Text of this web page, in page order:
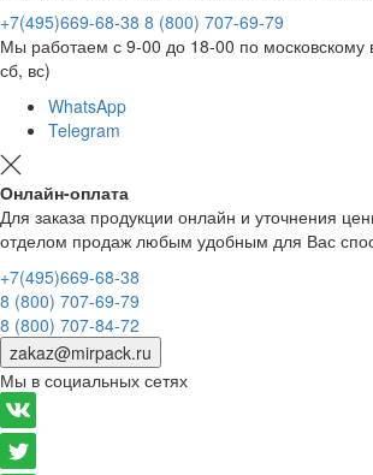
+7(495)669-68-38 8 (800) 707-69-79
Мы работаем с 9-00 до 18-00 по
сб, вс)
WhatsApp
Telegram
Онлайн-оплата
Для заказа продукции онлайн и уточнения
отделом продаж любым удобным для Вас
+7(495)669-68-38
8 (800) 707-69-79
8 (800) 707-84-72
zakaz@mirpack.ru
Мы в социальных сетях